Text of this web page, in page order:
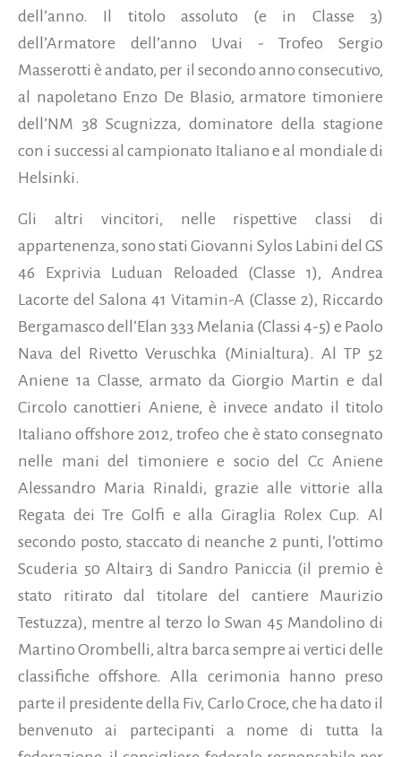
dell’anno. Il titolo assoluto (e in Classe 3)
dell’Armatore dell’anno Uvai - Trofeo Sergio
Masserotti è andato, per il secondo anno consecutivo,
al napoletano Enzo De Blasio, armatore timoniere
dell’NM 38 Scugnizza, dominatore della stagione
con i successi al campionato Italiano e al mondiale di
Helsinki.
Gli altri vincitori, nelle rispettive classi di
appartenenza, sono stati Giovanni Sylos Labini del GS
46 Exprivia Luduan Reloaded (Classe 1), Andrea
Lacorte del Salona 41 Vitamin-A (Classe 2), Riccardo
Bergamasco dell’Elan 333 Melania (Classi 4-5) e Paolo
Nava del Rivetto Veruschka (Minialtura). Al TP 52
Aniene 1a Classe, armato da Giorgio Martin e dal
Circolo canottieri Aniene, è invece andato il titolo
Italiano offshore 2012, trofeo che è stato consegnato
nelle mani del timoniere e socio del Cc Aniene
Alessandro Maria Rinaldi, grazie alle vittorie alla
Regata dei Tre Golfi e alla Giraglia Rolex Cup. Al
secondo posto, staccato di neanche 2 punti, l’ottimo
Scuderia 50 Altair3 di Sandro Paniccia (il premio è
stato ritirato dal titolare del cantiere Maurizio
Testuzza), mentre al terzo lo Swan 45 Mandolino di
Martino Orombelli, altra barca sempre ai vertici delle
classifiche offshore. Alla cerimonia hanno preso
parte il presidente della Fiv, Carlo Croce, che ha dato il
benvenuto ai partecipanti a nome di tutta la